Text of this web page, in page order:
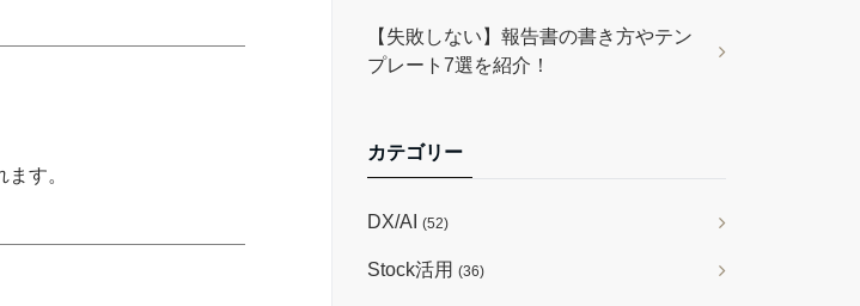
す。
【失敗しない】報告書の書き方やテン
プレート7選を紹介！
カテゴリー
DX/AI (52)
Stock活用 (36)